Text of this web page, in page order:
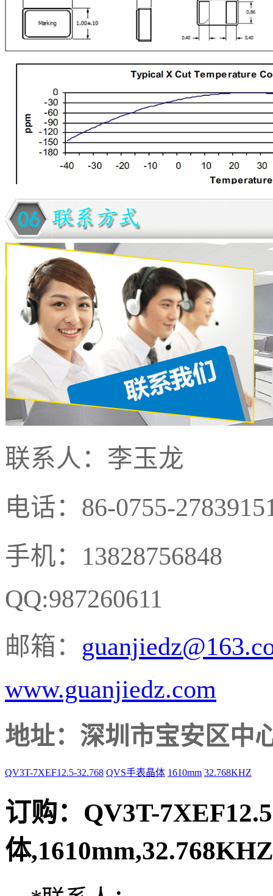
联系人：李玉龙
电话：86-0755-
手机：13828756848
QQ:987260611
邮箱：
www.guanjiedz.com
地址：深圳市宝安区中
QV3T-7XEF12.5-32.768 QVS手表晶体 1610mm 32.768KHZ
订购： QV3T-
体,1610mm,32.768KHZ